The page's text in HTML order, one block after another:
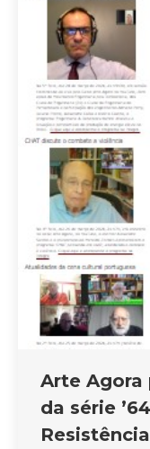
Arte Agora
da série